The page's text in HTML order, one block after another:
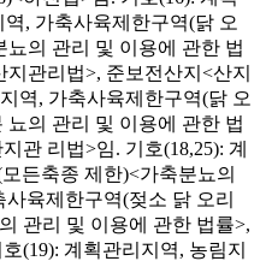
, 가축사육제한구역(닭 오
의 관리 및 이용에 관한 법
지관리법>, 준보전산지<산지
역, 가축사육제한구역(닭 오
의 관리 및 이용에 관한 법
관 리법>임. 기호(18,25): 계
든축종 제한)<가축분뇨의
육제한구역(젖소 닭 오리
관리 및 이용에 관한 법률>,
(19): 계획관리지역, 농림지